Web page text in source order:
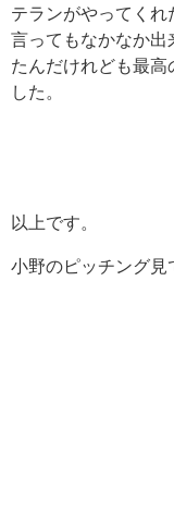
テランがやってくれ
言ってもなかなか出
たんだけれども最高
した。
以上です。
小野のピッチング見